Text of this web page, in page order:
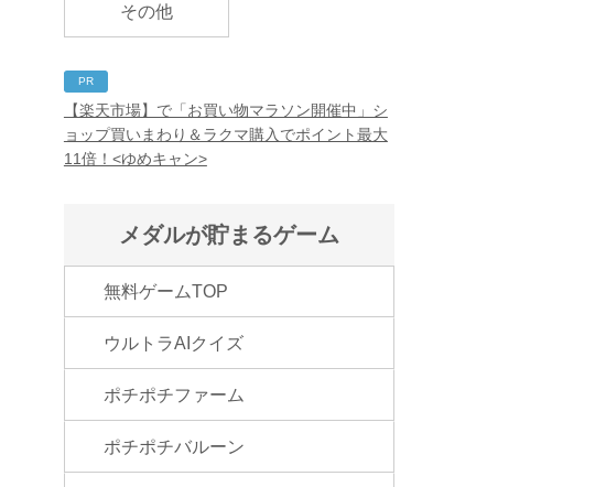
その他
PR
【楽天市場】で「お買い物マラソン開催中」シ
ョップ買いまわり＆ラクマ購入でポイント最大
11倍！<ゆめキャン>
メダルが貯まるゲーム
無料ゲームTOP
ウルトラAIクイズ
ポチポチファーム
ポチポチバルーン